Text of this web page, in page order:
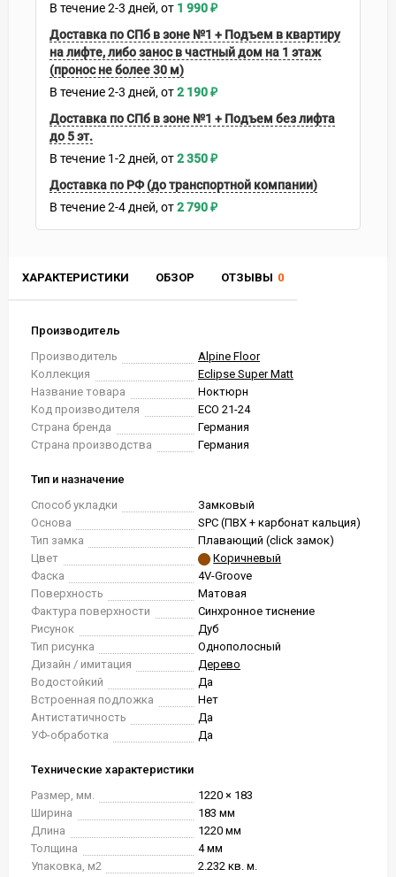
ХАРАКТЕРИСТИКИ ОБЗОР ОТЗЫВЫ 0
Производитель
Производитель
Alpine Floor
Коллекция
Eclipse Super Matt
Название товара
Ноктюрн
Код производителя
ЕСО 21-24
Страна бренда
Германия
Страна производства
Германия
Тип и назначение
Способ укладки
Замковый
Основа
SPC (ПВХ + карбонат кальция)
Тип замка
Плавающий (click замок)
Цвет
Коричневый
Фаска
4V-Groove
Поверхность
Матовая
Фактура поверхности
Синхронное тиснение
Рисунок
Дуб
Тип рисунка
Однополосный
Дизайн / имитация
Дерево
Водостойкий
Да
Встроенная подложка
Нет
Антистатичность
Да
УФ-обработка
Да
Технические характеристики
Размер, мм.
1220 × 183
Ширина
183 мм
Длина
1220 мм
Толщина
4 мм
Упаковка, м2
2.232 кв. м.
В течение2-3 дней 1 990₽
Доставка по СПб в зоне №1 + Подъем в квартиру
на лифте, либо занос в частный дом на 1 этаж
(пронос не более 30 м)
В течение2-3 дней 2 190₽
Доставка по СПб в зоне №1 + Подъем без лифта
до 5 эт.
В течение 1-2 дней 2 350₽
Доставка по РФ (до транспортной компании)
В течение2-4 дней 2 790₽